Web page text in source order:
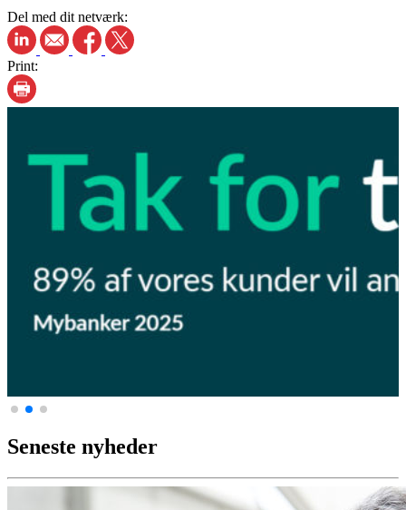
Del med dit netværk:
Print:
Seneste nyheder